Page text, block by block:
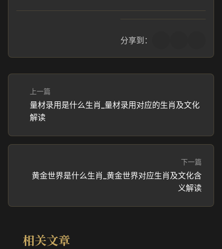
分享到：
上一篇
量材录用是什么生肖_量材录用对应的生肖及文化
解读
下一篇
黄金世界是什么生肖_黄金世界对应生肖及文化含
义解读
相关文章